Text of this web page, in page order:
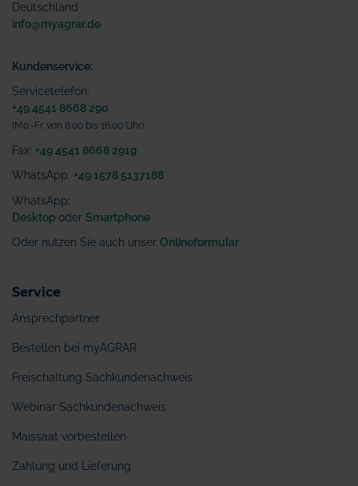
Deutschland
info@myagrar.de
Kundenservice:
Servicetelefon:
+49 4541 8668 290
(Mo.-Fr. von 8.00 bis 16.00 Uhr)
Fax: +49 4541 8668 2919
WhatsApp: +49 1578 5137188
WhatsApp:
Desktop oder Smartphone
Oder nutzen Sie auch unser Onlineformular
Service
Ansprechpartner
Bestellen bei myAGRAR
Freischaltung Sachkundenachweis
Webinar Sachkundenachweis
Maissaat vorbestellen
Zahlung und Lieferung